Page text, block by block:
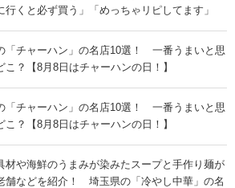
行くと必ず買う」「めっちゃリピしてます」
「チャーハン」の名店10選！ 一番うまいと思
こ？【8月8日はチャーハンの日！】
「チャーハン」の名店10選！ 一番うまいと思
こ？【8月8日はチャーハンの日！】
材や海鮮のうまみが染みたスープと手作り麺が
舗などを紹介！ 埼玉県の「冷やし中華」の名